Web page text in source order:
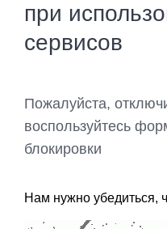
при
сервисов
Пожалуйста,
воспользуйтесь
блокировки
Нам нужно убедиться,